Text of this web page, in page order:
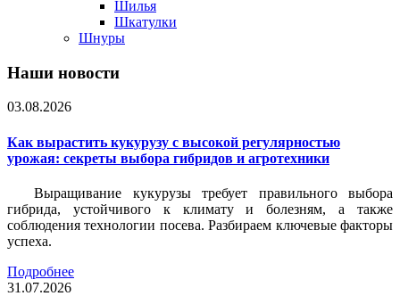
Шилья
Шкатулки
Шнуры
Наши новости
03.08.2026
Как вырастить кукурузу с высокой регулярностью
урожая: секреты выбора гибридов и агротехники
Выращивание кукурузы требует правильного выбора
гибрида, устойчивого к климату и болезням, а также
соблюдения технологии посева. Разбираем ключевые факторы
успеха.
Подробнее
31.07.2026